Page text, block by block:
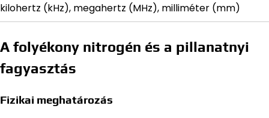
kilohertz (kHz), megahertz (MHz), milliméter (mm)
A folyékony nitrogén és a pillanatnyi
fagyasztás
Fizikai meghatározás